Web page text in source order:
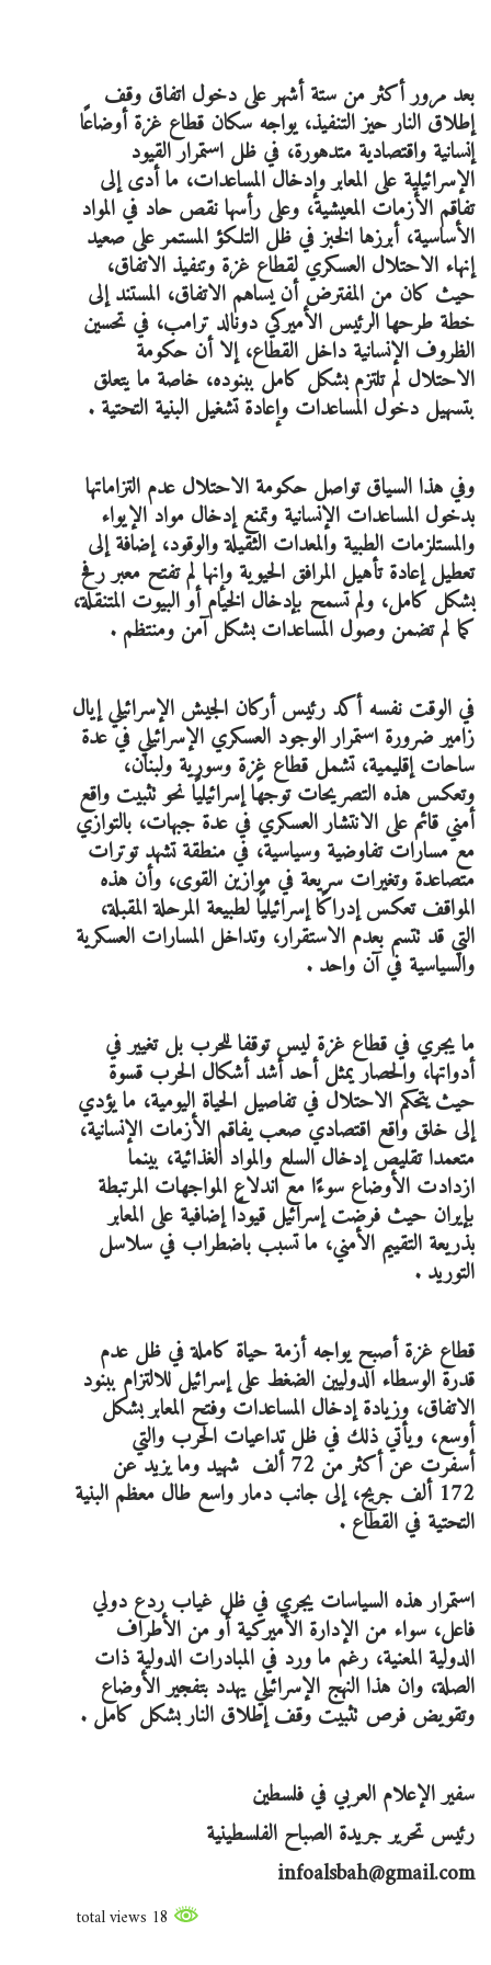
بعد مرور أكثر من ستة أشهر على دخول اتفاق وقف
إطلاق النار حيز التنفيذ، يواجه سكان قطاع غزة أوضاعًا
إنسانية واقتصادية متدهورة، في ظل استمرار القيود
الإسرائيلية على المعابر وإدخال المساعدات، ما أدى إلى
تفاقم الأزمات المعيشية، وعلى رأسها نقص حاد في المواد
الأساسية، أبرزها الخبز في ظل التلكؤ المستمر على صعيد
إنهاء الاحتلال العسكري لقطاع غزة وتنفيذ الاتفاق،
حيث كان من المفترض أن يساهم الاتفاق، المستند إلى
خطة طرحها الرئيس الأميركي دونالد ترامب، في تحسين
الظروف الإنسانية داخل القطاع، إلا أن حكومة
الاحتلال لم تلتزم بشكل كامل ببنوده، خاصة ما يتعلق
بتسهيل دخول المساعدات وإعادة تشغيل البنية التحتية .
وفي هذا السياق تواصل حكومة الاحتلال عدم التزاماتها
بدخول المساعدات الإنسانية وتمنع إدخال مواد الإيواء
والمستلزمات الطبية والمعدات الثقيلة والوقود، إضافة إلى
تعطيل إعادة تأهيل المرافق الحيوية وإنها لم تفتح معبر رفح
بشكل كامل، ولم تسمح بإدخال الخيام أو البيوت المتنقلة،
كما لم تضمن وصول المساعدات بشكل آمن ومنتظم .
في الوقت نفسه أكد رئيس أركان الجيش الإسرائيلي إيال
زامير ضرورة استمرار الوجود العسكري الإسرائيلي في عدة
ساحات إقليمية، تشمل قطاع غزة وسورية ولبنان،
وتعكس هذه التصريحات توجهًا إسرائيليًا نحو تثبيت واقع
أمني قائم على الانتشار العسكري في عدة جبهات، بالتوازي
مع مسارات تفاوضية وسياسية، في منطقة تشهد توترات
متصاعدة وتغيرات سريعة في موازين القوى، وأن هذه
المواقف تعكس إدراكًا إسرائيليًا لطبيعة المرحلة المقبلة،
التي قد تتسم بعدم الاستقرار، وتداخل المسارات العسكرية
والسياسية في آن واحد .
ما يجري في قطاع غزة ليس توقفا للحرب بل تغيير في
أدواتها، والحصار يمثل أحد أشد أشكال الحرب قسوة
حيث يتحكم الاحتلال في تفاصيل الحياة اليومية، ما يؤدي
إلى خلق واقع اقتصادي صعب يفاقم الأزمات الإنسانية،
متعمدا تقليص إدخال السلع والمواد الغذائية، بينما
ازدادت الأوضاع سوءًا مع اندلاع المواجهات المرتبطة
بإيران حيث فرضت إسرائيل قيودًا إضافية على المعابر
بذريعة التقييم الأمني، ما تسبب باضطراب في سلاسل
التوريد .
قطاع غزة أصبح يواجه أزمة حياة كاملة في ظل عدم
قدرة الوسطاء الدوليين الضغط على إسرائيل للالتزام ببنود
الاتفاق، وزيادة إدخال المساعدات وفتح المعابر بشكل
أوسع، ويأتي ذلك في ظل تداعيات الحرب والتي
أسفرت عن أكثر من 72 ألف شهيد وما يزيد عن
172 ألف جريح، إلى جانب دمار واسع طال معظم البنية
التحتية في القطاع .
استمرار هذه السياسات يجري في ظل غياب ردع دولي
فاعل، سواء من الإدارة الأميركية أو من الأطراف
الدولية المعنية، رغم ما ورد في المبادرات الدولية ذات
الصلة، وان هذا النهج الإسرائيلي يهدد بتفجير الأوضاع
وتقويض فرص تثبيت وقف إطلاق النار بشكل كامل .
سفير الإعلام العربي في فلسطين
رئيس تحرير جريدة الصباح الفلسطينية
infoalsbah@gmail.com